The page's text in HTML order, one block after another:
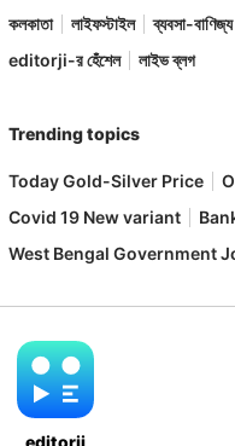
কলকাতা
লাইফস্টাইল ব্যবসা-বাণিজ্য
editorji-র হেঁশেল
লাইভ ব্লগ
Trending topics
Today Gold-Silver Price
Covid 19 New variant
West Bengal Government
editorji